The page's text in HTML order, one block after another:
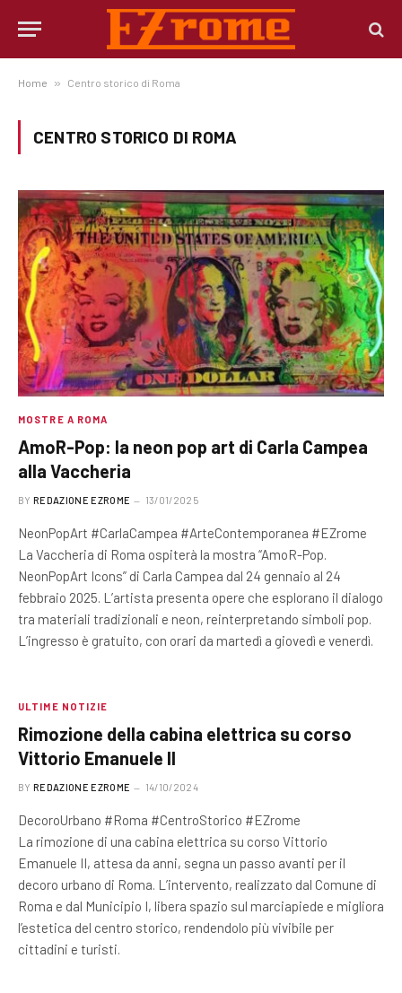
Home » Centro storico di Roma
CENTRO STORICO DI ROMA
MOSTRE A ROMA
AmoR-Pop: la neon pop art di Carla Campea
alla Vaccheria
BY REDAZIONE EZROME 13/01/2025
NeonPopArt #CarlaCampea #ArteContemporanea #EZrome
La Vaccheria di Roma ospiterà la mostra “AmoR-Pop.
NeonPopArt Icons” di Carla Campea dal 24 gennaio al 24
febbraio 2025. L’artista presenta opere che esplorano il dialogo
tra materiali tradizionali e neon, reinterpretando simboli pop.
L’ingresso è gratuito, con orari da martedì a giovedì e venerdì.
ULTIME NOTIZIE
Rimozione della cabina elettrica su corso
Vittorio Emanuele II
BY REDAZIONE EZROME 14/10/2024
DecoroUrbano #Roma #CentroStorico #EZrome
La rimozione di una cabina elettrica su corso Vittorio
Emanuele II, attesa da anni, segna un passo avanti per il
decoro urbano di Roma. L’intervento, realizzato dal Comune di
Roma e dal Municipio I, libera spazio sul marciapiede e migliora
l’estetica del centro storico, rendendolo più vivibile per
cittadini e turisti.